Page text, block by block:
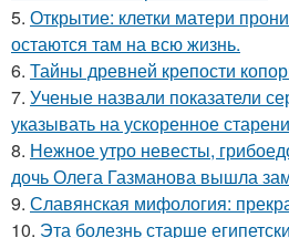
5. Открытие: клетки матери
остаются там на всю жизнь.
6. Тайны древней крепости
7. Ученые назвали показатели
указывать на ускоренное
8. Нежное утро невесты,
дочь Олега Газманова вышла
9. Славянская мифология:
10. Эта болезнь старше